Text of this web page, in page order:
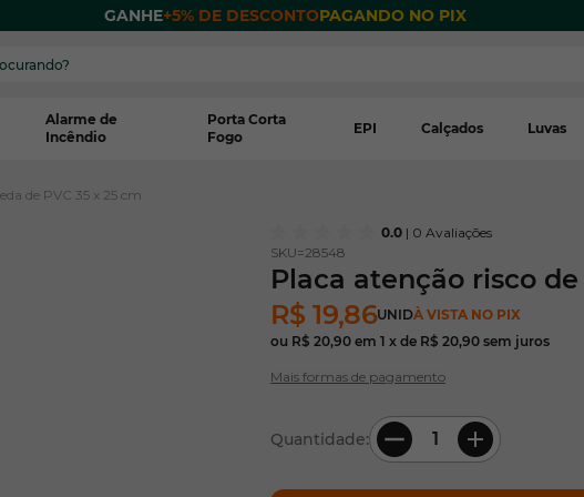
GANHE+5% DE DESCONTOPAGANDO NO PIX
Alarme de
Incêndio
Porta Corta
Fogo
EPI Calçados Luvas
de PVC 35 x 25 cm
0.0 | 0 Avaliações
SKU=28548
Placa atenção risco
R$ 19,86UNIDÀ VISTA NO PIX
ou R$ 20,90 em 1 x de R$ 20,90 sem juros
Mais formas de pagamento
Quantidade: